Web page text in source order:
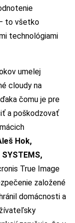
to všetko
technológiami
umelej
cloudy na
čomu je pre
a poškodzovať
Hok,
True Image
založené
domácnosti a